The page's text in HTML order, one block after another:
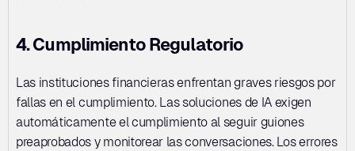
4. Cumplimiento Regulatorio
Las instituciones financieras enfrentan graves riesgos por
fallas en el cumplimiento. Las soluciones de IA exigen
automáticamente el cumplimiento al seguir guiones
preaprobados y monitorear las conversaciones. Los errores